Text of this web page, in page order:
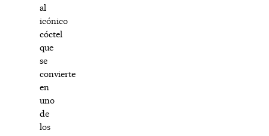
al
icónico
cóctel
que
se
convierte
en
uno
de
los